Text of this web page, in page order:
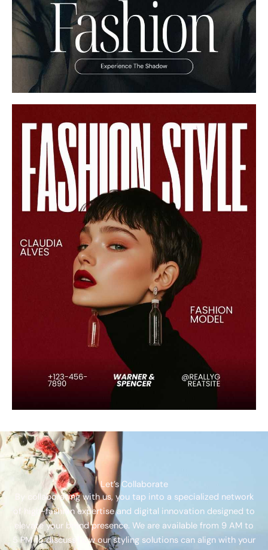
Let’s Collaborate
By collaborating with us, you tap into a specialized network
of high-fashion expertise and digital innovation designed to
elevate your brand presence. We are available from 9 AM to
5 PM to discuss how our styling solutions can align with your